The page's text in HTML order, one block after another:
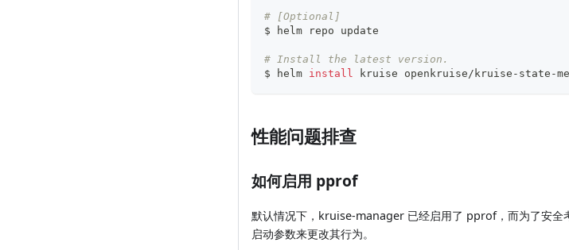
# [Optional]
$ helm repo update
# Install the latest version.
$ helm install kruise openkruise/kruise-state-
性能问题排查
如何启用 pprof
默认情况下，kruise-manager 已经启用了 pprof，而为了安
启动参数来更改其行为。